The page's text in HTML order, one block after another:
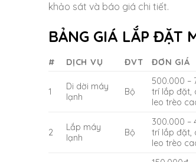
khảo sát và báo giá chi tiết.
BẢNG GIÁ LẮP ĐẶT
# DỊCH VỤ ĐVT ĐƠN GIÁ
1
Di dời máy
lạnh
Bộ
500.000 –
trí lắp đặt,
leo trèo
2
Lắp máy
lạnh
Bộ
300.000 –
trí lắp đặt,
leo trèo